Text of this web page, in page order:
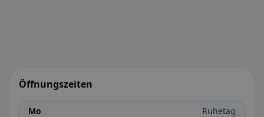
Öffnungszeiten
Mo
Ruhetag